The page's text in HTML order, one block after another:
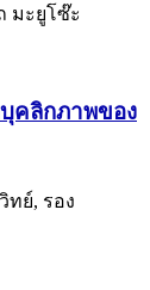
มะยูโซ๊ะ
คลิกภาพของ
ทย์, รอง